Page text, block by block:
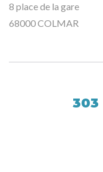
8 place de la gare
68000 COLMAR
303